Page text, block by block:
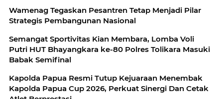
Wamenag Tegaskan Pesantren Tetap Menjadi Pilar
Strategis Pembangunan Nasional
Semangat Sportivitas Kian Membara, Lomba Voli
Putri HUT Bhayangkara ke-80 Polres Tolikara Masuki
Babak Semifinal
Kapolda Papua Resmi Tutup Kejuaraan Menembak
Kapolda Papua Cup 2026, Perkuat Sinergi Dan Cetak